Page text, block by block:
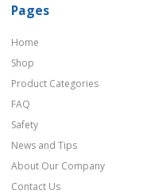
Pages
Home
Shop
Product Categories
FAQ
Safety
News and Tips
About Our Company
Contact Us